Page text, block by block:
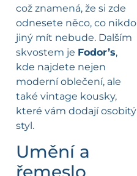
což znamená, že si zde
odnesete něco, co nikdo
jiný mít nebude. Dalším
skvostem je Fodor’s,
kde najdete nejen
moderní oblečení, ale
také vintage kousky,
které vám dodají osobitý
styl.
Umění a